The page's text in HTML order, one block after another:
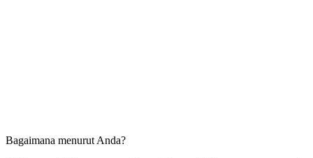
Bagaimana menurut Anda?